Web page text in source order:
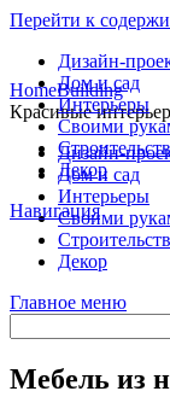
Перейти к
Дизайн-
Дом и сад
Интерьеры
Своими
Декор
Навигация
HomeBuilding
Красивые
Дизайн-
Дом и сад
Интерьеры
Своими
Декор
Главное меню
Мебель из